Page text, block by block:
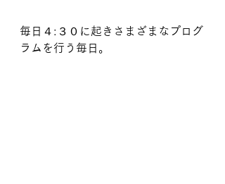
毎日４:３０に起きさまざまなプログ
ラムを行う毎日。